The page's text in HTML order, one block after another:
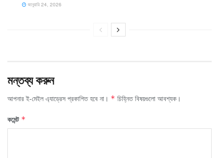
জানুয়ারি 24, 2026
মন্তব্য করুন
আপনার ই-মেইল এ্যাড্রেস প্রকাশিত হবে না। * চিহ্নিত বিষয়গুলো আবশ্যক।
কমেন্ট *